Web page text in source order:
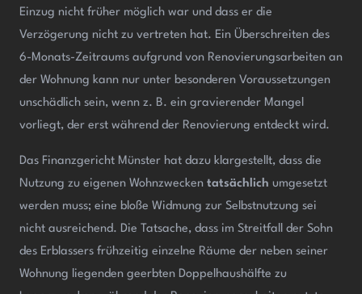
Einzug nicht früher möglich war und dass er die
Verzögerung nicht zu vertreten hat. Ein Überschreiten des
6-Monats-Zeitraums aufgrund von Renovierungsarbeiten an
der Wohnung kann nur unter besonderen Voraussetzungen
unschädlich sein, wenn z. B. ein gravierender Mangel
vorliegt, der erst während der Renovierung entdeckt wird.
Das Finanzgericht Münster hat dazu klargestellt, dass die
Nutzung zu eigenen Wohnzwecken tatsächlich umgesetzt
werden muss; eine bloße Widmung zur Selbstnutzung sei
nicht ausreichend. Die Tatsache, dass im Streitfall der Sohn
des Erblassers frühzeitig einzelne Räume der neben seiner
Wohnung liegenden geerbten Doppelhaushälfte zu